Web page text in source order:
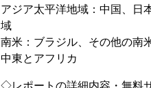
アジア太平洋地域：中国、日
域
南米：ブラジル、その他の南
中東とアフリカ
◇レポートの詳細内容・無料